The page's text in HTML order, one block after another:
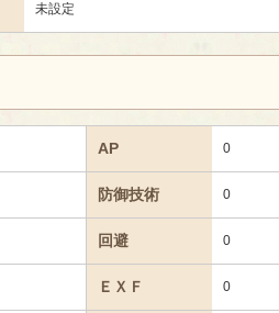
未設定
AP 0
防御技術 0
回避 0
ＥＸＦ 0